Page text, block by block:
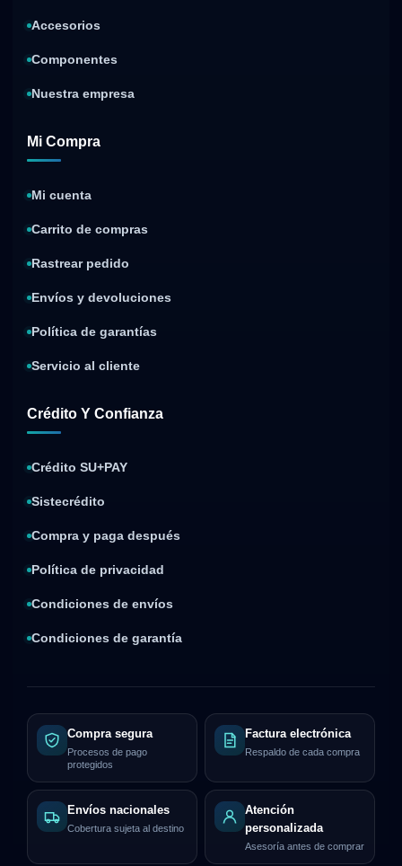
Accesorios
Componentes
Nuestra empresa
Mi Compra
Mi cuenta
Carrito de compras
Rastrear pedido
Envíos y devoluciones
Política de garantías
Servicio al cliente
Crédito Y Confianza
Crédito SU+PAY
Sistecrédito
Compra y paga después
Política de privacidad
Condiciones de envíos
Condiciones de garantía
Compra segura
Procesos de pago
protegidos
Factura electrónica
Respaldo de cada compra
Envíos nacionales
Cobertura sujeta al destino
Atención
personalizada
Asesoría antes de comprar